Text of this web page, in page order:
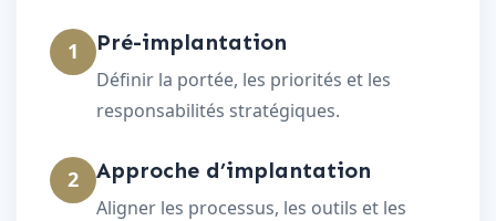
1 Pré-implantation
Définir la portée, les priorités et les
responsabilités stratégiques.
2 Approche d’implantation
Aligner les processus, les outils et les